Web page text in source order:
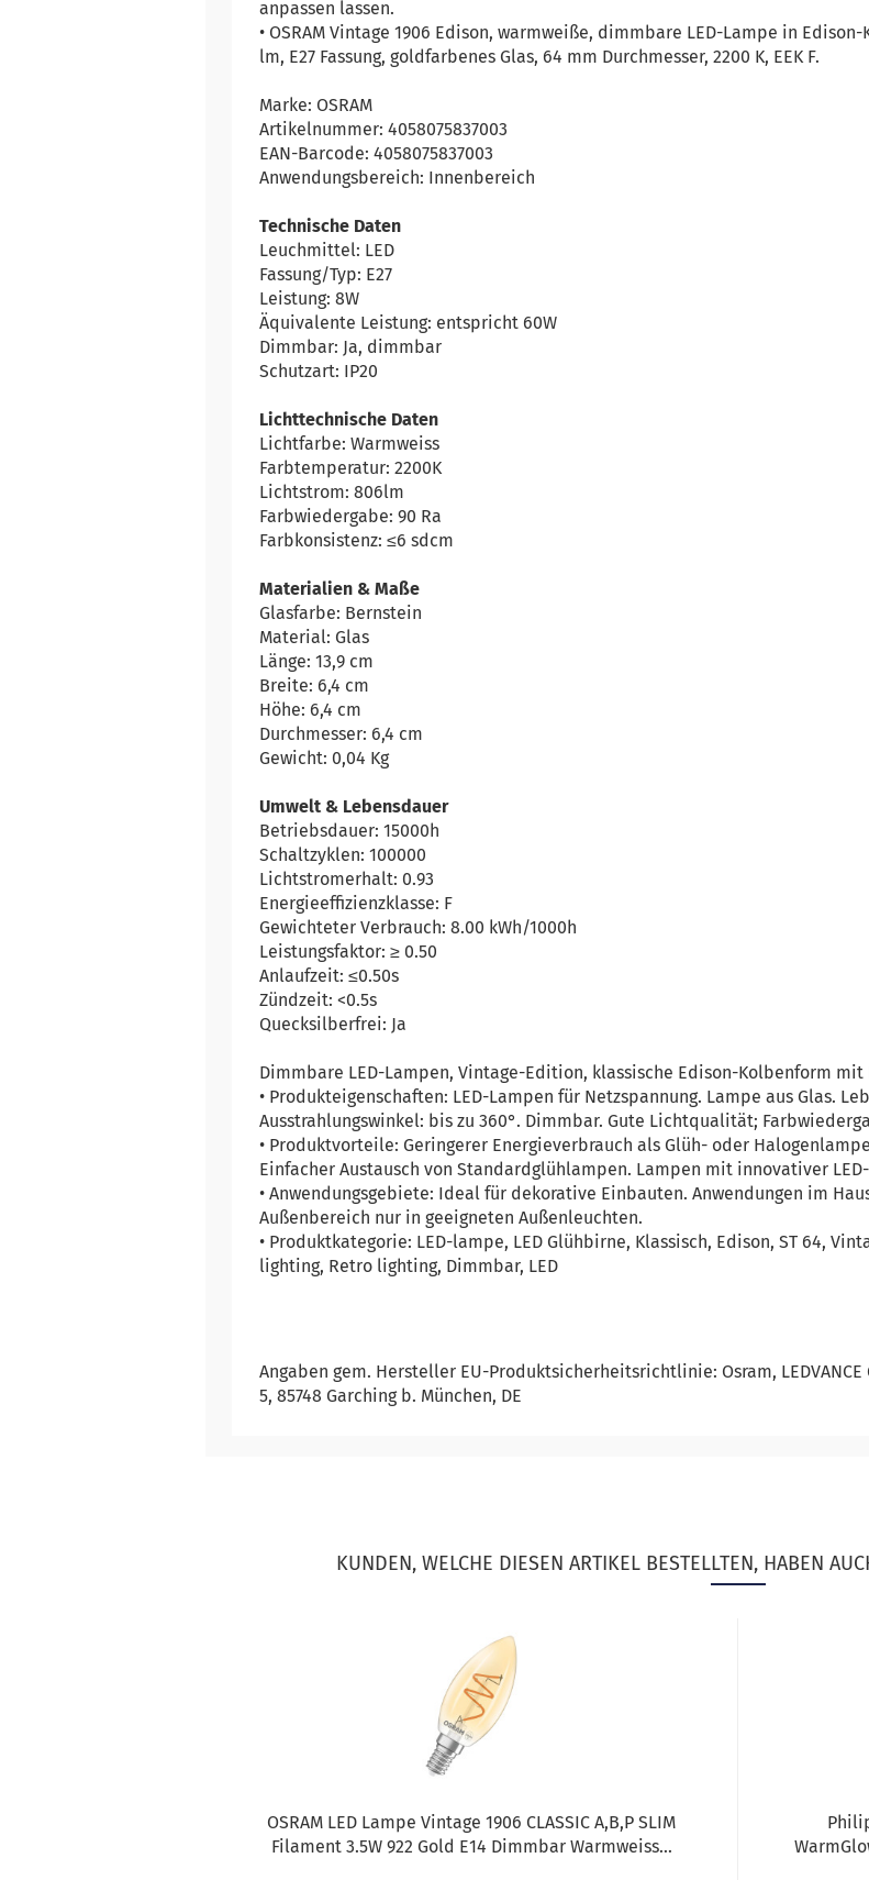
anpassen lassen.
• OSRAM Vintage 1906 Edison, warmweiße, dimmbare LED-Lampe in
lm, E27 Fassung, goldfarbenes Glas, 64 mm Durchmesser, 2200 K, EEK F.
Marke: OSRAM
Artikelnummer: 4058075837003
EAN-Barcode: 4058075837003
Anwendungsbereich: Innenbereich
Technische Daten
Leuchmittel: LED
Fassung/Typ: E27
Leistung: 8W
Äquivalente Leistung: entspricht 60W
Dimmbar: Ja, dimmbar
Schutzart: IP20
Lichttechnische Daten
Lichtfarbe: Warmweiss
Farbtemperatur: 2200K
Lichtstrom: 806lm
Farbwiedergabe: 90 Ra
Farbkonsistenz: ≤6 sdcm
Materialien & Maße
Glasfarbe: Bernstein
Material: Glas
Länge: 13,9 cm
Breite: 6,4 cm
Höhe: 6,4 cm
Durchmesser: 6,4 cm
Gewicht: 0,04 Kg
Umwelt & Lebensdauer
Betriebsdauer: 15000h
Schaltzyklen: 100000
Lichtstromerhalt: 0.93
Energieeffizienzklasse: F
Gewichteter Verbrauch: 8.00 kWh/1000h
Leistungsfaktor: ≥ 0.50
Anlaufzeit: ≤0.50s
Zündzeit: <0.5s
Quecksilberfrei: Ja
Dimmbare LED-Lampen, Vintage-Edition, klassische Edison-Kolbenform mit
• Produkteigenschaften: LED-Lampen für Netzspannung. Lampe aus Glas.
Ausstrahlungswinkel: bis zu 360°. Dimmbar. Gute Lichtqualität;
• Produktvorteile: Geringerer Energieverbrauch als Glüh- oder
Einfacher Austausch von Standardglühlampen. Lampen mit innovativer
• Anwendungsgebiete: Ideal für dekorative Einbauten. Anwendungen im
Außenbereich nur in geeigneten Außenleuchten.
• Produktkategorie: LED-lampe, LED Glühbirne, Klassisch, Edison, ST 64,
lighting, Retro lighting, Dimmbar, LED
Angaben gem. Hersteller EU-Produktsicherheitsrichtlinie: Osram,
5, 85748 Garching b. München, DE
KUNDEN, WELCHE DIESEN ARTIKEL BESTELLTEN, HABEN
OSRAM LED Lampe Vintage 1906 CLASSIC A,B,P SLIM
Filament 3.5W 922 Gold E14 Dimmbar Warmweiss...